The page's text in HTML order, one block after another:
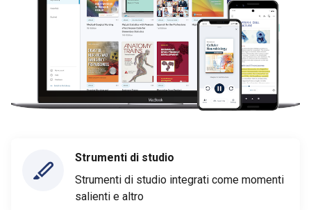
Strumenti di studio
Strumenti di studio integrati come momenti
salienti e altro